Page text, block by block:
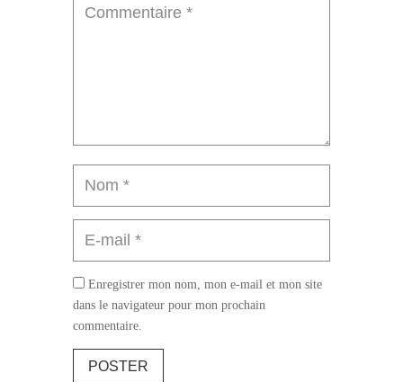
Enregistrer mon nom, mon e-mail et mon site
dans le navigateur pour mon prochain
commentaire.
POSTER